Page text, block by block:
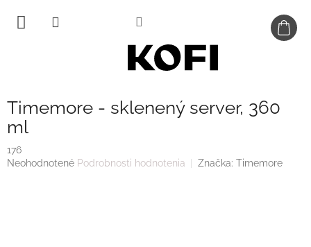
obsah
Timemore - sklenený server, 360
ml
176
Priemerné
Neohodnotené Podrobnosti hodnotenia Značka: Timemore